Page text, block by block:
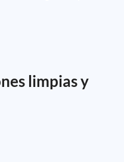
limpias y